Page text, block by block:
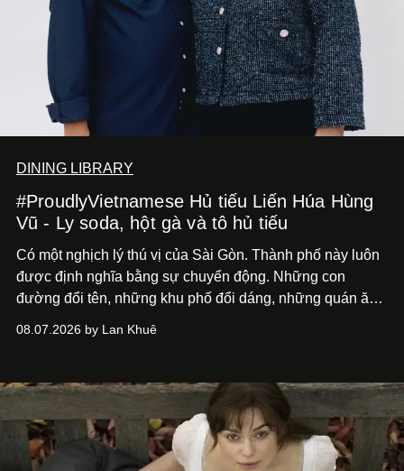
DINING LIBRARY
#ProudlyVietnamese Hủ tiếu Liến Húa Hùng
Vũ - Ly soda, hột gà và tô hủ tiếu
Có một nghịch lý thú vị của Sài Gòn. Thành phố này luôn
được định nghĩa bằng sự chuyển động. Những con
đường đổi tên, những khu phố đổi dáng, những quán ăn
nói về cái mới, về xu hướng tiếp theo, về những điều
08.07.2026 by Lan Khuê